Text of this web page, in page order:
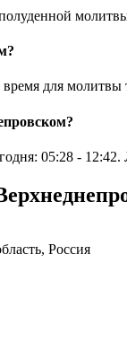
для молитвы
05:28 - 12:42.
Россия